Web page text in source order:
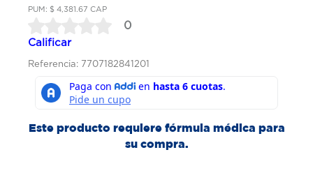
PUM: $ 4,381.67 CAP
0
Calificar
Referencia: 7707182841201
Este producto requiere fórmula médica para
su compra.